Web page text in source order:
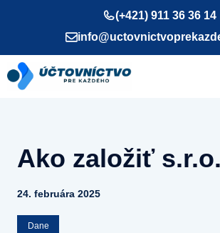
(+421) 911 36 36 14
Ako založiť
24. februára 2025
Dane